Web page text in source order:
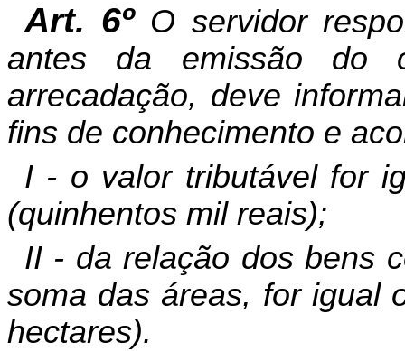
Art. 6º O servidor
antes da emissão do
arrecadação, deve
fins de conhecimento e
I - o valor tributável for
(quinhentos mil reais);
II - da relação dos bens
soma das áreas, for igual
hectares).